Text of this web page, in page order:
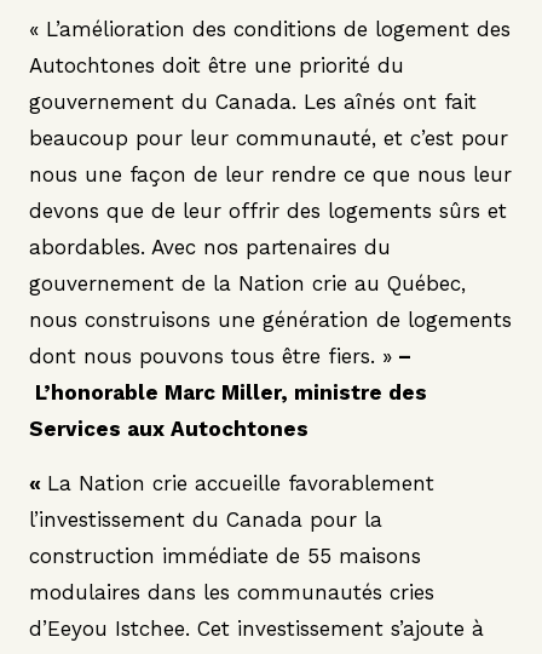
« L’amélioration des conditions de logement des
Autochtones doit être une priorité du
gouvernement du Canada. Les aînés ont fait
beaucoup pour leur communauté, et c’est pour
nous une façon de leur rendre ce que nous leur
devons que de leur offrir des logements sûrs et
abordables. Avec nos partenaires du
gouvernement de la Nation crie au Québec,
nous construisons une génération de logements
dont nous pouvons tous être fiers. » –
L’honorable Marc Miller, ministre des
Services aux Autochtones
« La Nation crie accueille favorablement
l’investissement du Canada pour la
construction immédiate de 55 maisons
modulaires dans les communautés cries
d’Eeyou Istchee. Cet investissement s’ajoute à